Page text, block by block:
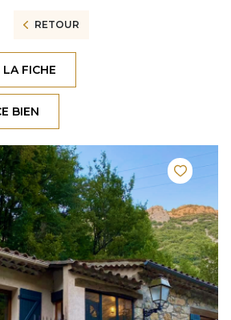
RETOUR
LA FICHE
BIEN